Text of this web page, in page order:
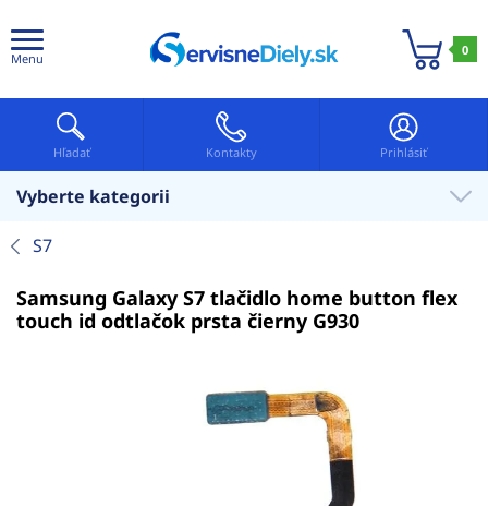
Menu
0
Hľadať Kontakty Prihlásiť
Vyberte kategorii
S7
Samsung Galaxy S7 tlačidlo home button flex
touch id odtlačok prsta čierny G930